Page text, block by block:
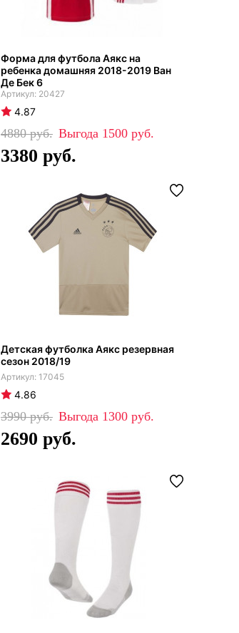
Форма для футбола Аякс на
ребенка домашняя 2018-2019 Ван
Де Бек 6
20427
4.87
4880 1500
3380
Детская футболка Аякс резервная
сезон 2018/19
17045
4.86
3990 1300
2690